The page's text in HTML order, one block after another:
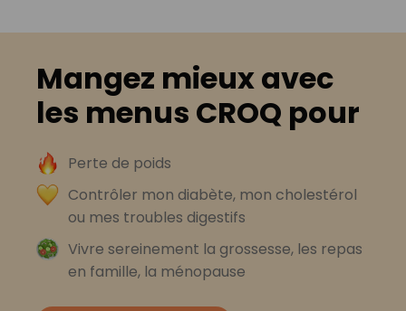
Mangez mieux avec
les menus CROQ pour
Perte de poids
Contrôler mon diabète, mon cholestérol
ou mes troubles digestifs
Vivre sereinement la grossesse, les repas
en famille, la ménopause